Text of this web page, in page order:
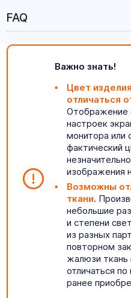
FAQ
Важно знать!
Цвет
отличаться
Отображение
настроек
монитора или
фактический
изображения
Возможны
ткани.
небольшие
и степени
из разных
повторном
жалюзи ткань
отличаться
ранее